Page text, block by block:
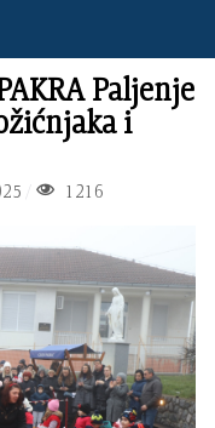
Paljenje
i
1216